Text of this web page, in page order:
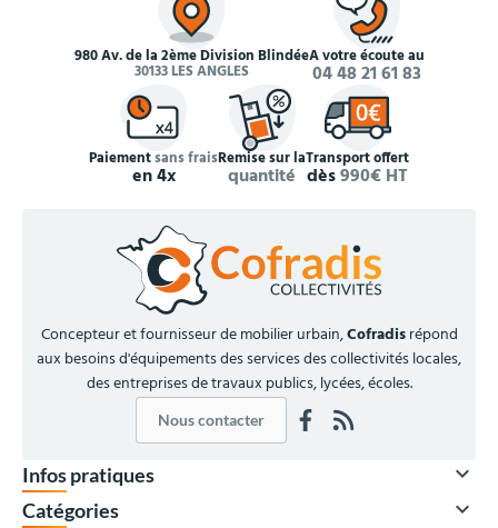
980 Av. de la 2ème Division Blindée
30133 LES ANGLES
À votre écoute au
04 48 21 61 83
Paiementsans frais
en 4x
Remise sur la
quantité
Transport offert
dès990€ HT
Concepteur et fournisseur de mobilier urbain,Cofradisrépond
aux besoins d'équipements des services des collectivités locales,
des entreprises de travaux publics, lycées, écoles.
Nous contacter
Infos pratiques 
Catégories 